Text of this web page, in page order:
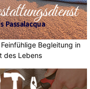
Begleitung in
des Lebens